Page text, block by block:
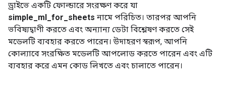
ড্রাইভে একটি ফোল্ডারে সংরক্ষণ করে যা
simple_ml_for_sheets নামে পরিচিত। তারপর আপনি
ভবিষ্যদ্বাণী করতে এবং অন্যান্য ডেটা বিশ্লেষণ করতে সেই
মডেলটি ব্যবহার করতে পারেন। উদাহরণ স্বরূপ, আপনি
কোল্যাবে সংরক্ষিত মডেলটি আপলোড করতে পারেন এবং এটি
ব্যবহার করে এমন কোড লিখতে এবং চালাতে পারেন।